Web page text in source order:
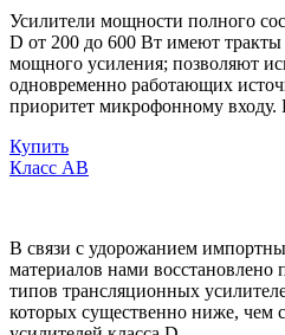
Усилители мощности полного
D от 200 до 600 Вт имеют тракты
мощного усиления; позволяют
одновременно работающих
приоритет микрофонному
Купить
Класс AB
В связи с удорожанием
материалов нами восстановлено
типов трансляционных
которых существенно ниже, чем